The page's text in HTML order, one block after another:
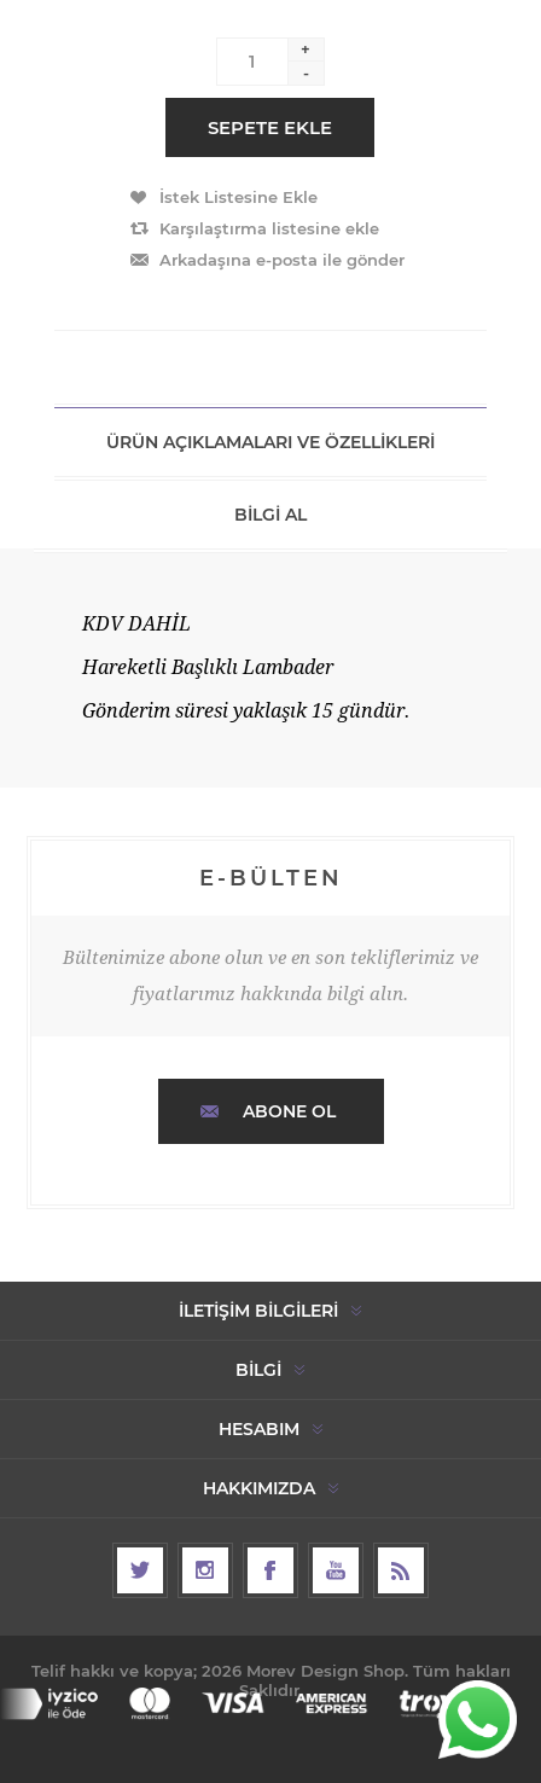
+
-
ÜRÜN AÇIKLAMALARI VE ÖZELLIKLERI
BILGI AL
KDV DAHİL
Hareketli Başlıklı Lambader
Gönderim süresi yaklaşık 15 gündür.
E-BÜLTEN
Bültenimize abone olun ve en son tekliflerimiz ve
fiyatlarımız hakkında bilgi alın.
ABONE OL
İLETIŞIM BILGILERI
BILGI
HESABIM
HAKKIMIZDA
Telif hakkı ve kopya; 2026 Morev Design Shop. Tüm hakları
Saklıdır.